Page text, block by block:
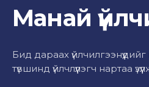
Манай
Бид дараах
түвшинд үйлчлүүлэгч нартаа